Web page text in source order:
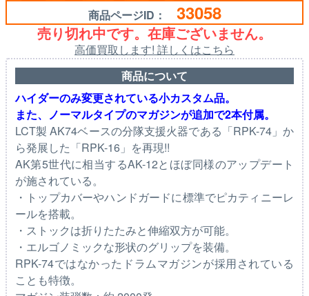
商品ページID： 33058
売り切れ中です。在庫ございません。
高価買取します! 詳しくはこちら
商品について
ハイダーのみ変更されている小カスタム品。
また、ノーマルタイプのマガジンが追加で2本付属。
LCT製 AK74ベースの分隊支援火器である「RPK-74」か
ら発展した「RPK-16」を再現!!
AK第5世代に相当するAK-12とほぼ同様のアップデート
が施されている。
・トップカバーやハンドガードに標準でピカティニーレ
ールを搭載。
・ストックは折りたたみと伸縮双方が可能。
・エルゴノミックな形状のグリップを装備。
RPK-74ではなかったドラムマガジンが採用されている
ことも特徴。